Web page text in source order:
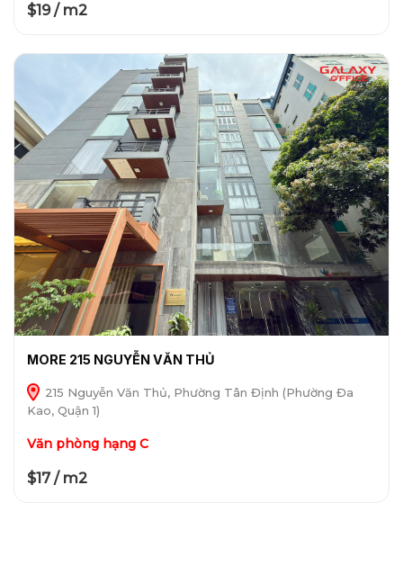
$19 / m2
MORE 215 NGUYỄN VĂN THỦ
215 Nguyễn Văn Thủ, Phường Tân Định (Phường Đa
Kao, Quận 1)
Văn phòng hạng C
$17 / m2